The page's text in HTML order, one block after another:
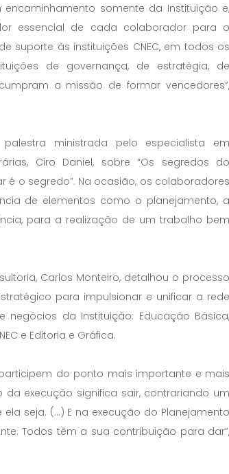
somente da Instituição e,
essencial de cada colaborador para o
suporte às instituições CNEC, em todos os
de governança, de estratégia, de
a missão de formar vencedores”,
ministrada pelo especialista em
Ciro Daniel, sobre “Os segredos do
é o segredo”. Na ocasião, os colaboradores
de elementos como o planejamento, a
para a realização de um trabalho bem
Carlos Monteiro, detalhou o processo
para impulsionar e unificar a rede
negócios da Instituição: Educação Básica,
e Editoria e Gráfica.
do ponto mais importante e mais
execução significa sair, contrariando um
seja. (...) E na execução do Planejamento
Todos têm a sua contribuição para dar”,